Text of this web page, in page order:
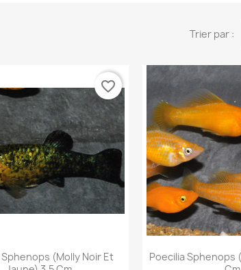
Trier par :
Aperçu rapide
Sphenops (Molly Noir Et
favorite_border

Poecilia Sphenops